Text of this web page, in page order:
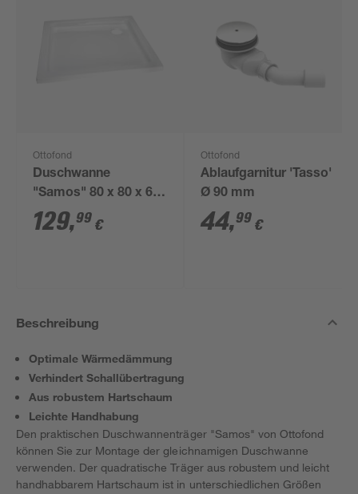
Ottofond
Duschwanne
"Samos" 80 x 80 x 6
cm
129,99 €
Ottofond
Ablaufgarnitur 'Tasso'
Ø 90 mm
44,99 €
Beschreibung
Optimale Wärmedämmung
Verhindert Schallübertragung
Aus robustem Hartschaum
Leichte Handhabung
Den praktischen Duschwannenträger "Samos" von Ottofond
können Sie zur Montage der gleichnamigen Duschwanne
verwenden. Der quadratische Träger aus robustem und leicht
handhabbarem Hartschaum ist in unterschiedlichen Größen